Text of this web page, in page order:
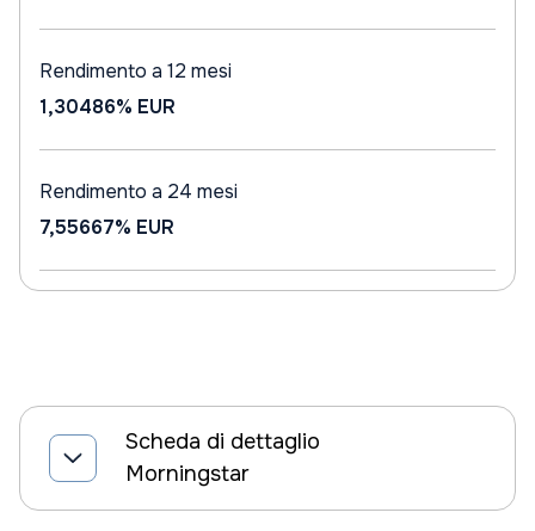
Rendimento a 12 mesi
1,30486% EUR
Rendimento a 24 mesi
7,55667% EUR
Scheda di dettaglio
Morningstar